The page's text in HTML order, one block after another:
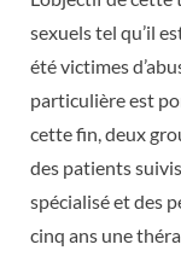
sexuels tel qu’il
été victimes
particulière est
cette fin, deux
des patients
spécialisé et des
cinq ans une